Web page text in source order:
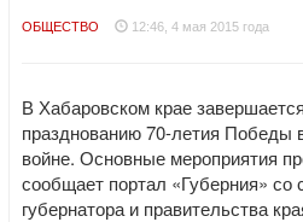
ОБЩЕСТВО 12:46, 4 мая 2015 года
В Хабаровском крае
празднованию 70-летия Победы
войне. Основные мероприятия
сообщает портал «Губерния»
губернатора и правительства